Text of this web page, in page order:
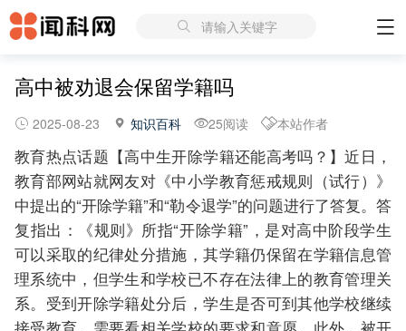
请输入关键字
高中被劝退会保留学籍吗
2025-08-23 知识百科 25阅读 本站作者
教育热点话题【高中生开除学籍还能高考吗？】近日，
教育部网站就网友对《中小学教育惩戒规则（试行）》
中提出的“开除学籍”和“勒令退学”的问题进行了答复。答
复指出：《规则》所指“开除学籍”，是对高中阶段学生
可以采取的纪律处分措施，其学籍仍保留在学籍信息管
理系统中，但学生和学校已不存在法律上的教育管理关
系。受到开除学籍处分后，学生是否可到其他学校继续